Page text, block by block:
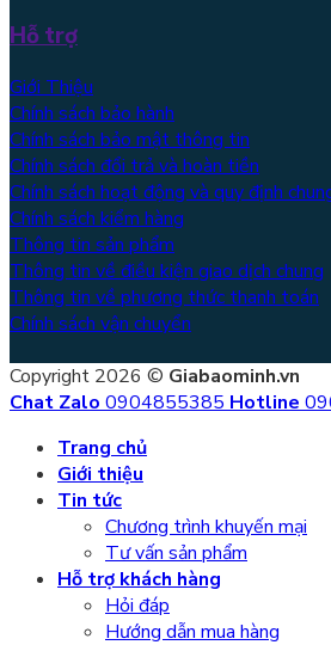
Hỗ trợ
Giới Thiệu
Chính sách bảo hành
Chính sách bảo mật thông tin
Chính sách đổi trả và hoàn tiền
Chính sách hoạt động và quy định
Chính sách kiểm hàng
Thông tin sản phẩm
Thông tin về điều kiện giao dịch chung
Thông tin về phương thức thanh toán
Chính sách vận chuyển
Copyright 2026 © Giabaominh.vn
Chat Zalo 0904855385 Hotline
Trang chủ
Giới thiệu
Tin tức
Chương trình khuyến mại
Tư vấn sản phẩm
Hỗ trợ khách hàng
Hỏi đáp
Hướng dẫn mua hàng